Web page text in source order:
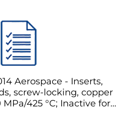
Aerospace - Inserts,
screw-locking, copper
MPa/425 °C; Inactive for